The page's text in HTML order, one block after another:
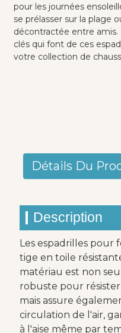
pour les journées
se prélasser sur la plage
décontractée entre amis.
clés qui font de ces
votre collection de
Détails Du
Description
Les espadrilles pour
tige en toile
matériau est non
robuste pour
mais assure
circulation de l'air,
à l'aise même par